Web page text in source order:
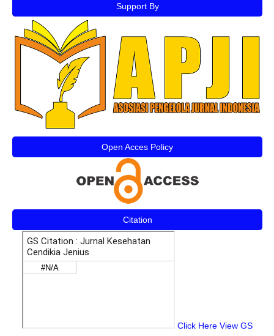
Support By
Open Acces Policy
Citation
Click Here View GS